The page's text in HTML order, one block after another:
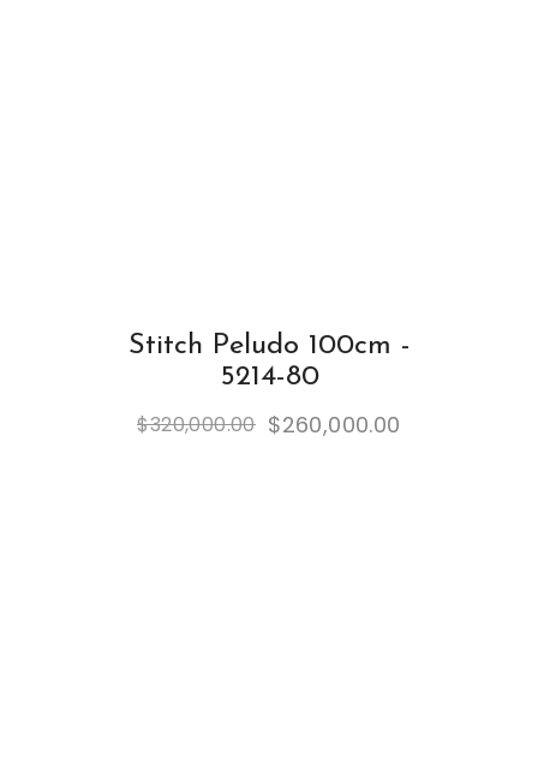
Stitch Peludo 100cm -
5214-80
$320,000.00 $260,000.00